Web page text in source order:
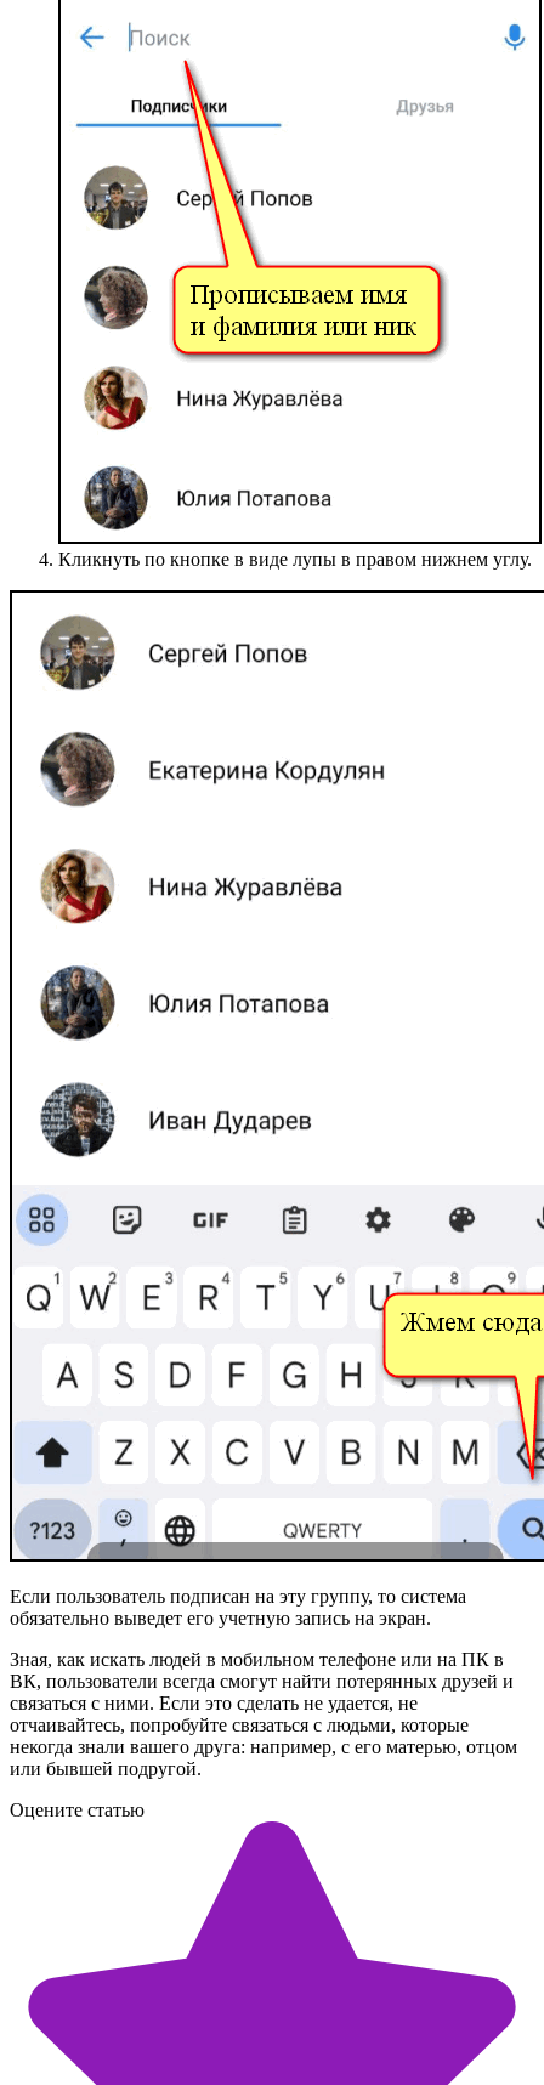
Кликнуть по кнопке в виде лупы в правом нижнем углу.
Если пользователь подписан на эту группу, то система
обязательно выведет его учетную запись на экран.
Зная, как искать людей в мобильном телефоне или на ПК в
ВК, пользователи всегда смогут найти потерянных друзей и
связаться с ними. Если это сделать не удается, не
отчаивайтесь, попробуйте связаться с людьми, которые
некогда знали вашего друга: например, с его матерью, отцом
или бывшей подругой.
Оцените статью